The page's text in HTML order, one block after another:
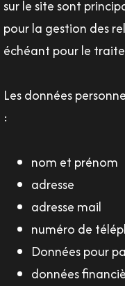
sur le site sont
pour la gestion des
échéant pour le
Les données
:
nom et prénom
adresse
adresse mail
numéro de
Données pour
données